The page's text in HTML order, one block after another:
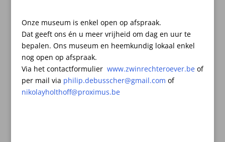
Onze museum is enkel open op afspraak.
Dat geeft ons én u meer vrijheid om dag en uur te
bepalen. Ons museum en heemkundig lokaal enkel
nog open op afspraak.
Via het contactformulier www.zwinrechteroever.be of
per mail via philip.debusscher@gmail.com of
nikolayholthoff@proximus.be